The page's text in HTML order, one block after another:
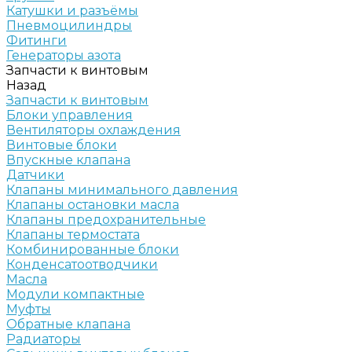
Катушки и разъёмы
Пневмоцилиндры
Фитинги
Генераторы азота
Запчасти к винтовым
Назад
Запчасти к винтовым
Блоки управления
Вентиляторы охлаждения
Винтовые блоки
Впускные клапана
Датчики
Клапаны минимального давления
Клапаны остановки масла
Клапаны предохранительные
Клапаны термостата
Комбинированные блоки
Конденсатоотводчики
Масла
Модули компактные
Муфты
Обратные клапана
Радиаторы